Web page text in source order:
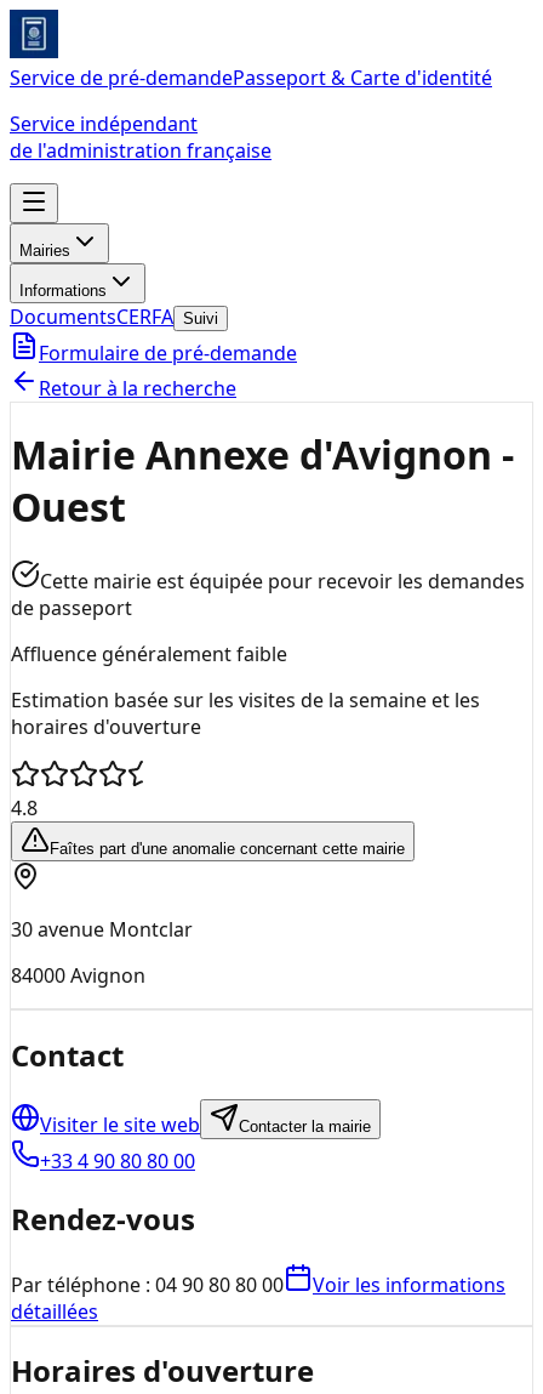
Service de pré-demandePasseport & Carte d'identité
Service indépendant
de l'administration française
Mairies
Informations
DocumentsCERFA Suivi
Formulaire de pré-demande
Retour à la recherche
Mairie Annexe d'Avignon -
Ouest
Cette mairie est équipée pour recevoir les demandes
de passeport
Affluence généralement faible
Estimation basée sur les visites de la semaine et les
horaires d'ouverture
4.8
Faîtes part d'une anomalie concernant cette mairie
30 avenue Montclar
84000Avignon
Contact
Visiter le site web Contacter la mairie
+33 4 90 80 80 00
Rendez-vous
Par téléphone : 04 90 80 80 00
Voir les informations
détaillées
Horaires d'ouverture